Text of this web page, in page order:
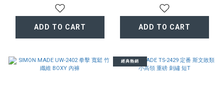
ADD TO CART ADD TO CART
經典熱銷